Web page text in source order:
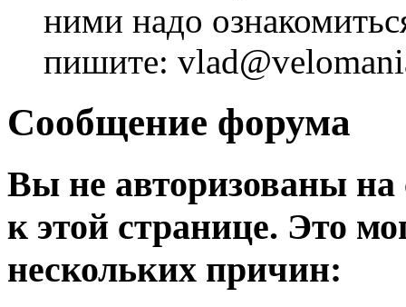
ними надо
пишите:
Сообщение форума
Вы не авторизованы на
к этой странице. Это
нескольких причин: